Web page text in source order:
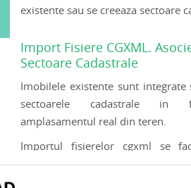
existente sau se creeaza sectoare
Import Fisiere CGXML.
Sectoare Cadastrale
Imobilele existente sunt integrate
sectoarele cadastrale in
amplasamentul real din teren.
Importul fisierelor cgxml se
arhivata in scopul reducerii